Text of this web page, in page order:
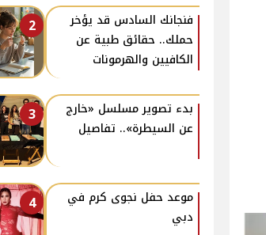
2
فنجانك السادس قد يؤخر
حملك.. حقائق طبية عن
الكافيين والهرمونات
3
بدء تصوير مسلسل «خارج
عن السيطرة».. تفاصيل
4
موعد حفل نجوى كرم في
دبي